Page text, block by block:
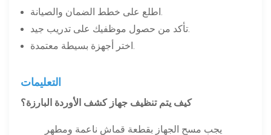
التعليمات
كيف يتم تنظيف جهاز كشف الأوردة البارزة؟
يجب مسح الجهاز بقطعة قماش ناعمة ومطهر